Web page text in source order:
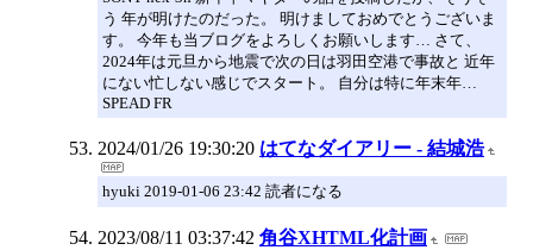
う 年が明けたのだった。 明けましておめでとうございま
す。 今年も当ブログをよろしくお願いします… さて、
2024年は元旦から地震で次の日は羽田空港で事故と 近年
にない忙しない感じでスタート。 自分は特に年末年…
SPEAD FR
2024/01/26 19:30:20 はてなダイアリー - 結城浩
hyuki 2019-01-06 23:42 読者になる
2023/08/11 03:37:42 角谷XHTML化計画